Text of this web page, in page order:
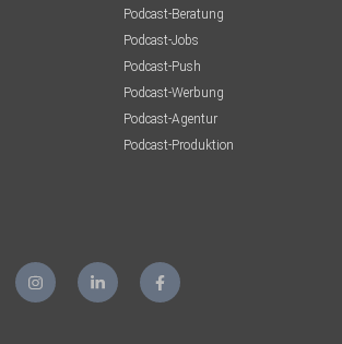
Podcast-Beratung
Podcast-Jobs
Podcast-Push
Podcast-Werbung
Podcast-Agentur
Podcast-Produktion